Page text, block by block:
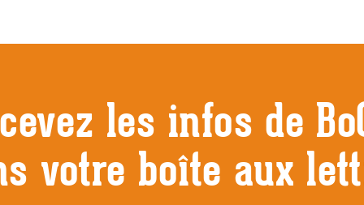
les infos de
votre boîte aux